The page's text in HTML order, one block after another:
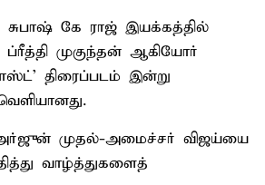
சுபாஷ் கே ராஜ் இயக்கத்தில்
ப்ரீத்தி முகுந்தன் ஆகியோர்
திரைப்படம் இன்று
அர்ஜுன் முதல்-அமைச்சர் விஜய்யை
வாழ்த்துகளைத்